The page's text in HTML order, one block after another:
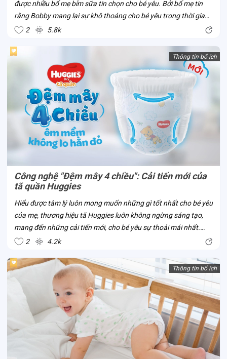
được nhiều bố mẹ bỉm sữa tin chọn cho bé yêu. Bởi bố mẹ tin
rằng Bobby mang lại sự khô thoáng cho bé yêu trong thời gian
bé mặc tã. Liệu tã Bobby có thật sự sở hữu ưu điểm vượt trội
2 5.8k
Thông tin bổ ích
Công nghệ "Đệm mây 4 chiều": Cải tiến mới của
tã quần Huggies
Hiểu được tâm lý luôn mong muốn những gì tốt nhất cho bé yêu
của mẹ, thương hiệu tã Huggies luôn không ngừng sáng tạo,
mang đến những cải tiến mới, cho bé yêu sự thoải mái nhất.
Công nghệ “Đệm mây 4 chiều” là một trong số đó. Đây là công
2 4.2k
Thông tin bổ ích